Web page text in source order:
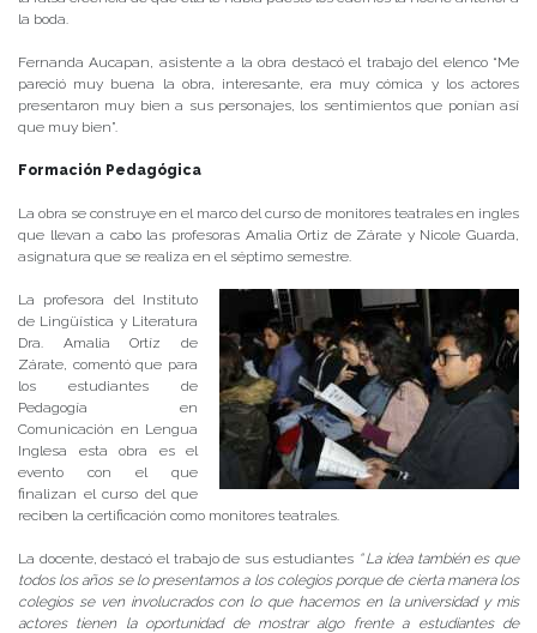
la boda.
Fernanda Aucapan, asistente a la obra destacó el trabajo del elenco “Me
pareció muy buena la obra, interesante, era muy cómica y los actores
presentaron muy bien a sus personajes, los sentimientos que ponían así
que muy bien”.
Formación Pedagógica
La obra se construye en el marco del curso de monitores teatrales en ingles
que llevan a cabo las profesoras Amalia Ortiz de Zárate y Nicole Guarda,
asignatura que se realiza en el séptimo semestre.
La profesora del Instituto
de Lingüística y Literatura
Dra. Amalia Ortíz de
Zárate, comentó que para
los estudiantes de
Pedagogía en
Comunicación en Lengua
Inglesa esta obra es el
evento con el que
finalizan el curso del que
reciben la certificación como monitores teatrales.
La docente, destacó el trabajo de sus estudiantes “La idea también es que
todos los años se lo presentamos a los colegios porque de cierta manera los
colegios se ven involucrados con lo que hacemos en la universidad y mis
actores tienen la oportunidad de mostrar algo frente a estudiantes de